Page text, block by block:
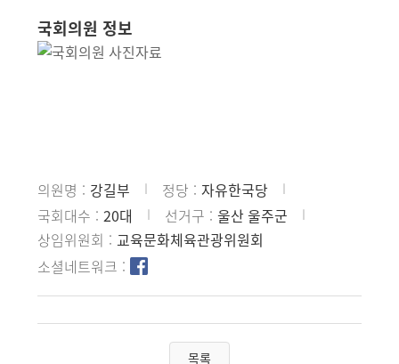
국회의원 정보
의원명 강길부 정당
자유한국당
국회대수
20대 선거구
울산 울주군
상임위원회
교육문화체육관광위원회
소셜네트워크
목록